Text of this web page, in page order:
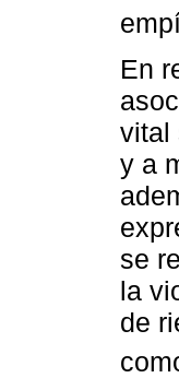
En
vital
y a
se
la
de